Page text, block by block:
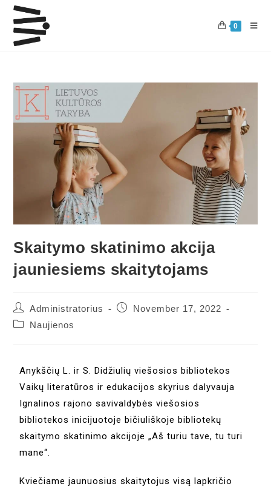
0
Skaitymo skatinimo akcija
jauniesiems skaitytojams
Administratorius
November 17, 2022
Naujienos
Anykščių L. ir S. Didžiulių viešosios bibliotekos
Vaikų literatūros ir edukacijos skyrius dalyvauja
Ignalinos rajono savivaldybės viešosios
bibliotekos inicijuotoje bičiuliškoje bibliotekų
skaitymo skatinimo akcijoje „Aš turiu tave, tu turi
mane“.
Kviečiame jaunuosius skaitytojus visą lapkričio